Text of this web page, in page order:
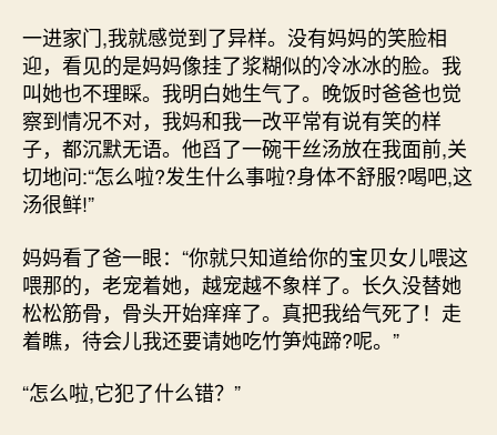
一进家门,我就感觉到了异样。没有妈妈的笑脸相
迎，看见的是妈妈像挂了浆糊似的冷冰冰的脸。我
叫她也不理睬。我明白她生气了。晚饭时爸爸也觉
察到情况不对，我妈和我一改平常有说有笑的样
子，都沉默无语。他舀了一碗干丝汤放在我面前,关
切地问:“怎么啦?发生什么事啦?身体不舒服?喝吧,这
汤很鲜!”
妈妈看了爸一眼：“你就只知道给你的宝贝女儿喂这
喂那的，老宠着她，越宠越不象样了。长久没替她
松松筋骨，骨头开始痒痒了。真把我给气死了！走
着瞧，待会儿我还要请她吃竹笋炖蹄?呢。”
“怎么啦,它犯了什么错？”